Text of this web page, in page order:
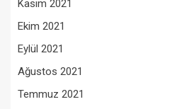
Kasım 2021
Ekim 2021
Eylül 2021
Ağustos 2021
Temmuz 2021